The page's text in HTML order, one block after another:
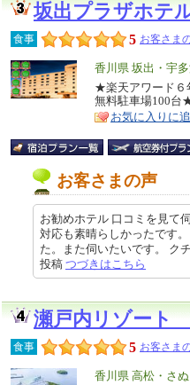
坂出プラザホテ
食事 5 お客さま
エ
リ
ア
香川県 坂出・宇
特
徴
★楽天アワード
無料駐車場100台
お気に入りに
お客さまの声
お勧めホテル 口コミを見て
対応も素晴らしかったです
た。また伺いたいです。
投稿 つづきはこちら
瀬戸内リゾート
食事 5 お客さま
エ
香川県 高松・さ